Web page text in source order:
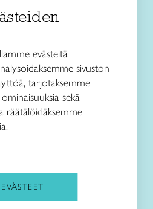
evästeitä
sivuston
tarjotaksemme
sekä
räätälöidäksemme